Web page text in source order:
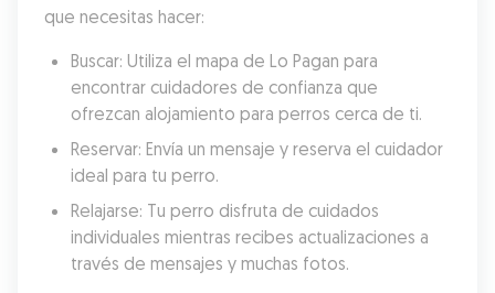
que necesitas hacer:
Buscar: Utiliza el mapa de Lo Pagan para
encontrar cuidadores de confianza que
ofrezcan alojamiento para perros cerca de ti.
Reservar: Envía un mensaje y reserva el cuidador
ideal para tu perro.
Relajarse: Tu perro disfruta de cuidados
individuales mientras recibes actualizaciones a
través de mensajes y muchas fotos.